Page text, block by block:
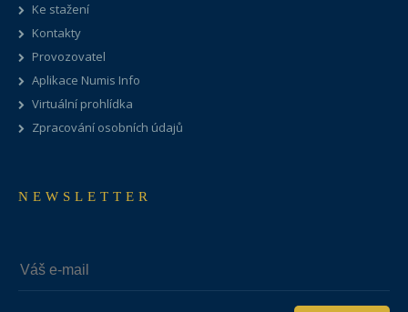
Ke stažení
Kontakty
Provozovatel
Aplikace Numis Info
Virtuální prohlídka
Zpracování osobních údajů
NEWSLETTER